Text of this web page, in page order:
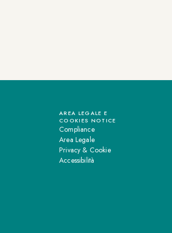
AREA LEGALE E
COOKIES NOTICE
Compliance
Area Legale
Privacy & Cookie
Accessibilità